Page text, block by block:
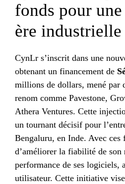
fonds pour
ère industrielle
CynLr s’inscrit dans une
obtenant un financement de
millions de dollars, mené par
renom comme Pavestone,
Athera Ventures. Cette
un tournant décisif pour
Bengaluru, en Inde. Avec
d’améliorer la fiabilité de son
performance de ses logiciels,
utilisateur. Cette initiative